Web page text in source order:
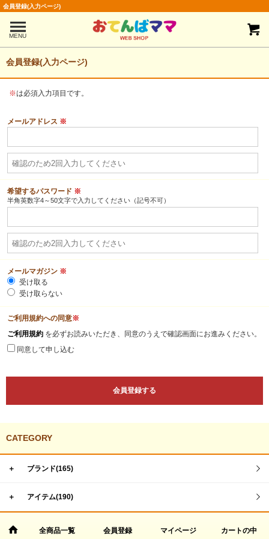
会員登録(入力ページ)
MENU
会員登録(入力ページ)
※は必須入力項目です。
メールアドレス ※
希望するパスワード ※
半角英数字4～50文字で入力してください（記号不可）
メールマガジン ※
受け取る
受け取らない
ご利用規約への同意※
ご利用規約 を必ずお読みいただき、同意のうえで確認画面にお進みください。
同意して申し込む
CATEGORY
＋ ブランド(165)
＋ アイテム(190)
全商品一覧 会員登録 マイページ カートの中